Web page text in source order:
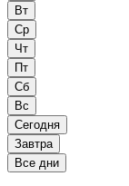
Вт
Ср
Чт
Пт
Сб
Вс
Сегодня
Завтра
Все дни